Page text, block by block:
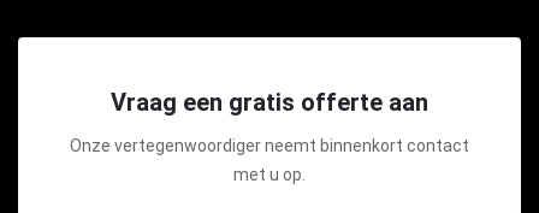
Vraag een gratis offerte aan
Onze vertegenwoordiger neemt binnenkort contact
met u op.